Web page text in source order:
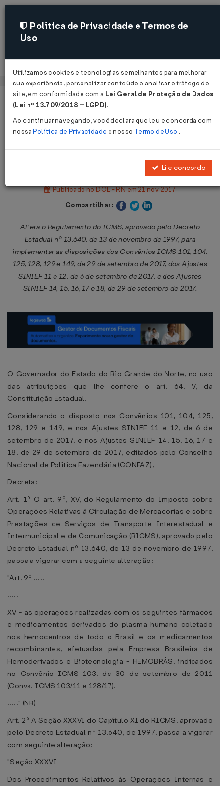
Acessar
Página Inicial
Legislações
Decreto Nº 27511 DE 20/11/2017
Publicado no DOE - RN em 21 nov 2017
Compartilhar:
Altera o Regulamento do ICMS, aprovado pelo Decreto
Estadual nº 13.640, de 13 de novembro de 1997, para
implementar as disposições dos Convênios ICMS 101, 104,
125, 128, 129 e 149, de 29 de setembro de 2017, dos Ajustes
SINIEF 11 e 12, de 6 de setembro de 2017, e dos Ajustes
SINIEF 14, 15, 16, 17 e 18, de 29 de setembro de 2017.
O Governador do Estado do Rio Grande do Norte, no uso
das atribuições que lhe confere o art. 64, V, da
Constituição Estadual,
Considerando o disposto nos Convênios 101, 104, 125,
128, 129 e 149, e nos Ajustes SINIEF 11 e 12, de 6 de
setembro de 2017, e nos Ajustes SINIEF 14, 15, 16, 17 e
18, de 29 de setembro de 2017, editados pelo Conselho
Nacional de Política Fazendária (CONFAZ),
Decreta:
Art. 1º O art. 9º, XV, do Regulamento do Imposto sobre
Operações Relativas à Circulação de Mercadorias e sobre
Prestações de Serviços de Transporte Interestadual e
Intermunicipal e de Comunicação (RICMS), aprovado pelo
Decreto Estadual nº 13.640, de 13 de novembro de 1997,
passa a vigorar com a seguinte alteração:
"Art. 9º .....
.....
XV - as operações realizadas com os seguintes fármacos
e medicamentos derivados do plasma humano coletado
nos hemocentros de todo o Brasil e os medicamentos
recombinantes, efetuadas pela Empresa Brasileira de
Hemoderivados e Biotecnologia - HEMOBRÁS, indicados
no Convênio ICMS 103, de 30 de setembro de 2011
(Convs. ICMS 103/11 e 128/17).
....." (NR)
Art. 2º A Seção XXXVI do Capítulo XI do RICMS, aprovado
pelo Decreto Estadual nº 13.640, de 1997, passa a vigorar
com seguinte alteração:
"Seção XXXVI
Dos Procedimentos Relativos às Operações Internas e
Política de Privacidade e Termos de
Uso
Utilizamos cookies e tecnologias semelhantes para melhorar
sua experiência, personalizar conteúdo e analisar o tráfego do
site, em conformidade com a Lei Geral de Proteção de Dados
(Lei nº 13.709/2018 – LGPD).
Ao continuar navegando, você declara que leu e concorda com
nossaPolítica de Privacidade e nosso Termo de Uso .
Li e concordo